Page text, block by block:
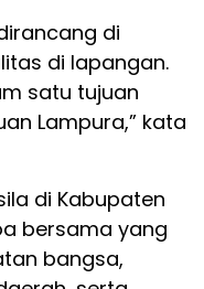
di
di lapangan.
satu tujuan
Lampura,” kata
di Kabupaten
bersama yang
bangsa,